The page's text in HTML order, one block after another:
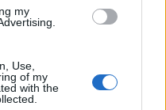
my
Use,
of my
with the
Κυκλοφοριακές ρυθμίσεις